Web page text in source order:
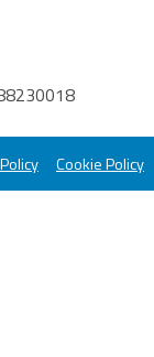
Cookie Policy